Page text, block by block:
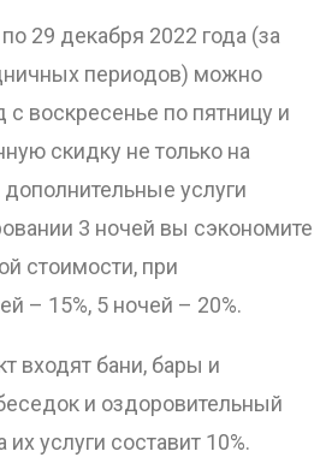
29 декабря 2022 года (за
периодов) можно
с воскресенье по пятницу и
скидку не только на
услуги
3 ночей вы сэкономите
стоимости, при
– 15%, 5 ночей – 20%.
входят бани, бары и
и оздоровительный
услуги составит 10%.